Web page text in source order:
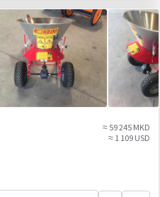
≈ 59 245 MKD
≈ 1 109 USD